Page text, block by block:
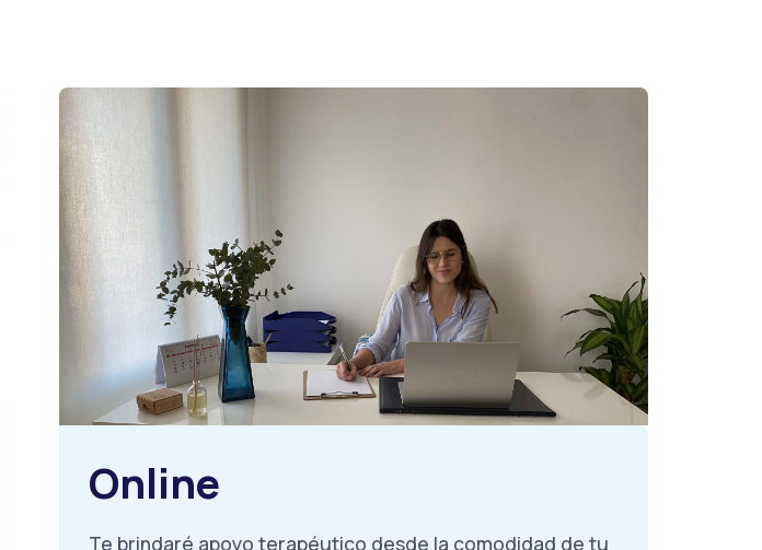
Online
Te brindaré apoyo terapéutico desde la comodidad de tu